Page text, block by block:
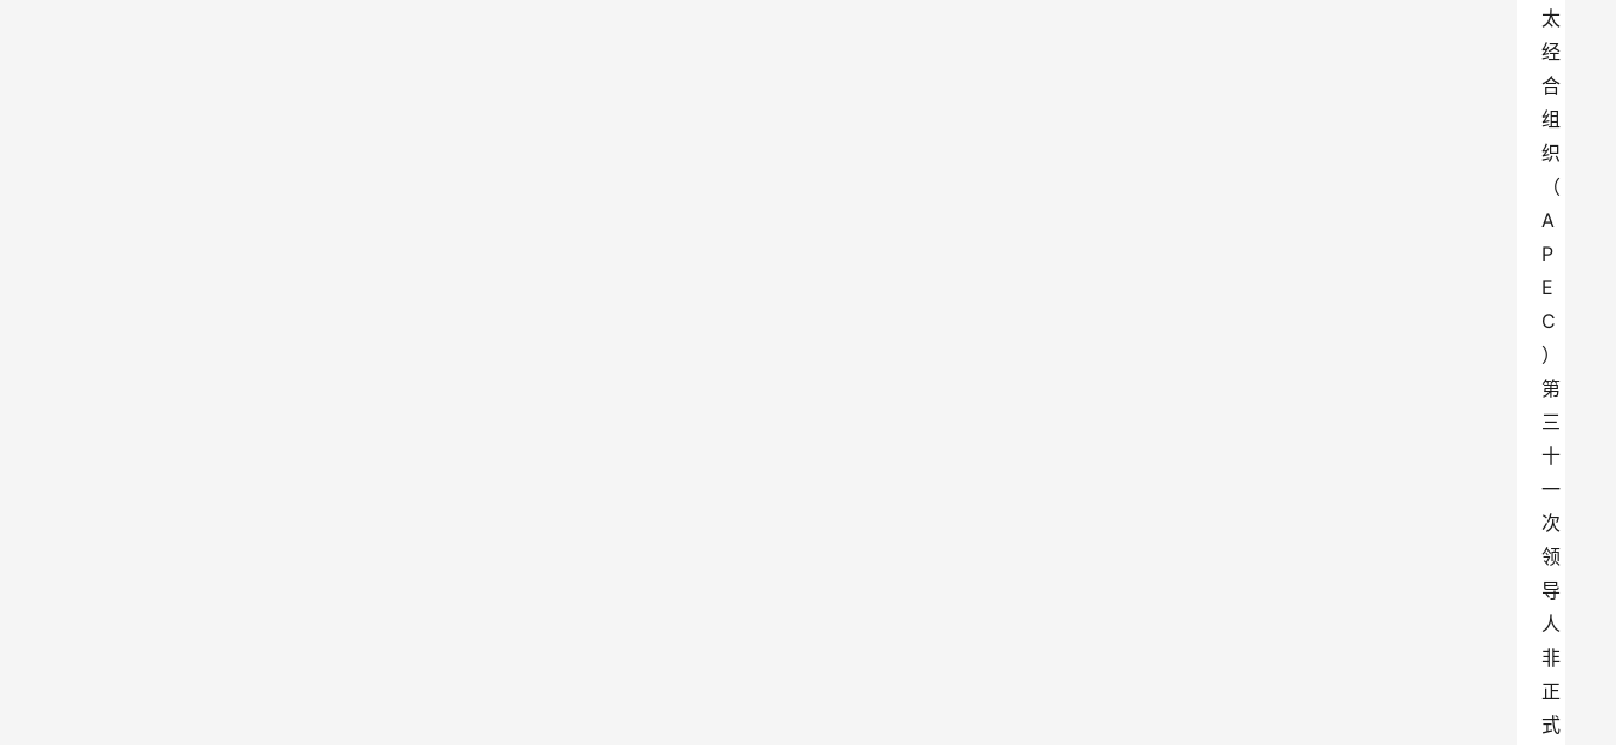
太
经
合
组
织
（
A
P
E
C
）
第
三
十
一
次
领
导
人
非
正
式